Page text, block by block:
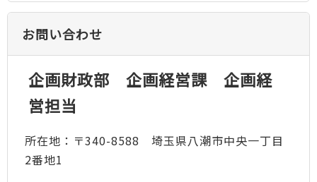
お問い合わせ
企画財政部 企画経営課 企画経
営担当
所在地：〒340-8588 埼玉県八潮市中央一丁目
2番地1